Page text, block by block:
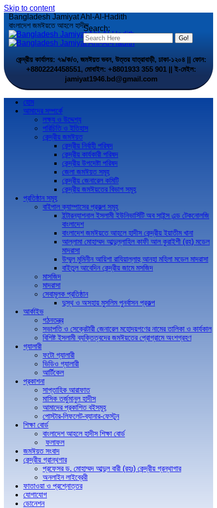
Skip to content
Search:
Bangladesh Jamiyat Ahl-Al-Hadith
বাংলাদেশ জমঈয়তে আহলে হাদীস
কেন্দ্রীয় কার্যালয়: ৭৯/ক/৩, জমঈয়ত ভবন, উত্তর যাত্রাবাড়ী, ঢাকা-১২০৪ || ফোন:
+8802224458551, মোবাইল: +8801933 355 901 || ই-মেইল:
jamiyat1946.bd@gmail.com
হোম
আমাদের সম্পর্কে
লক্ষ্য ও উদ্দেশ্য
পরিচিতি ও ইতিহাস
কেন্দ্রীয় জমঈয়ত
কেন্দ্রীয় নির্বাহী পরিষদ
কেন্দ্রীয় কার্যকারী পরিষদ
কেন্দ্রীয় উপদেষ্টা পরিষদ
জেলা জমঈয়ত সমূহ
কেন্দ্রীয় জেনারেল কমিটি
কেন্দ্রীয় জমঈয়তের বিভাগ সমূহ
প্রতিষ্ঠান সমূহ
বাইপাল ক্যাম্পাসের প্রকল্প সমূহ
ইন্টারন্যাশনাল ইসলামী ইউনিভার্সিটি অব সাইন্স এন্ড টেকনোলজি
বাংলাদেশ
বাংলাদেশ জমঈয়তে আহলে হাদীস কেন্দ্রীয় ইয়াতীম খানা
আল্লামা মোহাম্মদ আব্দুল্লাহিল কাফী আল কুরাইশী (রহ) মডেল
মাদরাসা
উম্মুল মুমিনীন আয়িশা রাযিয়াল্লাহু আনহা মহিলা মডেল মাদরাসা
বাইতুল আবেদিন কেন্দ্রীয় জামে মসজিদ
মাসজিদ
মাদরাসা
সেবামূলক প্রতিষ্ঠান
দুস্থ ও অসহায় মুসলিম পুনর্বাসন প্রকল্প
আর্কাইভ
গঠনতন্ত্র
সভাপতি ও সেক্রেটারী জেনারেল মহোদয়গণের নামের তালিকা ও কার্যকাল
বিশিষ্ট ইসলামী ব্যক্তিত্বদের জমঈয়তের প্রোগ্রামে অংশগ্রহণ
গ্যালারী
ফটো গ্যালারী
ভিডিও গ্যালারী
আর্টিকেল
প্রকাশনা
সাপ্তাহিক আরাফাত
মাসিক তর্জুমানুল হাদীস
আমাদের প্রকাশিত বইসমূহ
পোস্টার-লিফলেট-ব্যানার-ফেস্টুন
শিক্ষা বোর্ড
বাংলাদেশ আহলে হাদীস শিক্ষা বোর্ড
ফলাফল
জমঈয়ত সংবাদ
কেন্দ্রীয় গ্রান্থগার
প্রফেসর ড. মোহাম্মদ আব্দুল বারী (রহঃ) কেন্দ্রীয় গ্রন্থাগার
অনলাইন লাইব্রেরী
ফাতাওয়া ও প্রশ্নোত্তর
যোগাযোগ
ডোনেশন